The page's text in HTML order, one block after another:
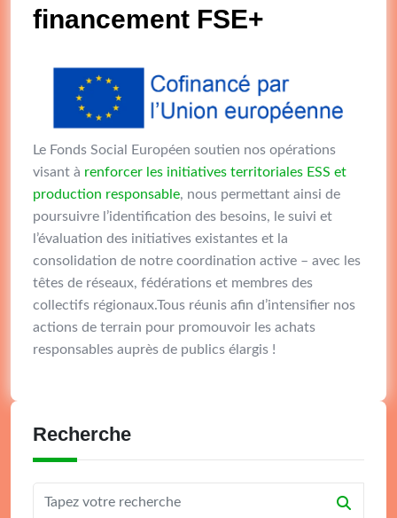
financement FSE+
Le Fonds Social Européen soutien nos opérations
visant à renforcer les initiatives territoriales ESS et
production responsable, nous permettant ainsi de
poursuivre l’identification des besoins, le suivi et
l’évaluation des initiatives existantes et la
consolidation de notre coordination active – avec les
têtes de réseaux, fédérations et membres des
collectifs régionaux.Tous réunis afin d’intensifier nos
actions de terrain pour promouvoir les achats
responsables auprès de publics élargis !
Recherche